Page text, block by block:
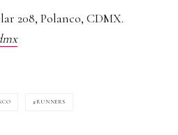
208, Polanco, CDMX.
RUNNERS